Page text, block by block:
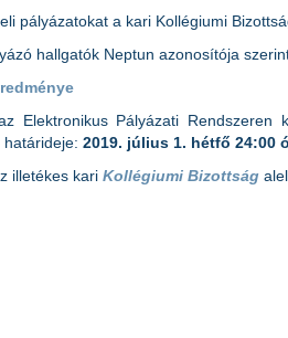
pályázatokat a kari Kollégiumi
hallgatók Neptun azonosítója
Elektronikus Pályázati Rendszeren
2019. július 1. hétfő 24:00
illetékes kari Kollégiumi Bizottság